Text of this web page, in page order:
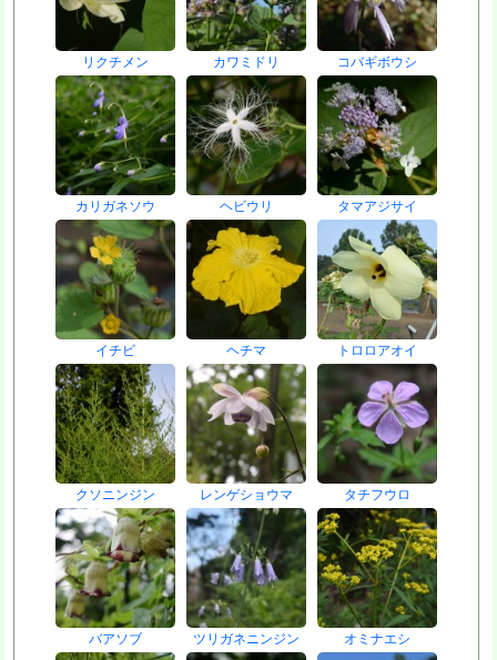
リクチメン カワミドリ コバギボウシ
カリガネソウ ヘビウリ タマアジサイ
イチビ ヘチマ トロロアオイ
クソニンジン レンゲショウマ タチフウロ
バアソブ ツリガネニンジン オミナエシ